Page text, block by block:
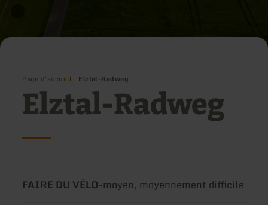
Page d'accueil Elztal-Radweg
Elztal-Radweg
Type
FAIRE DU VÉLO-Difficulté:
moyen, moyennement difficile